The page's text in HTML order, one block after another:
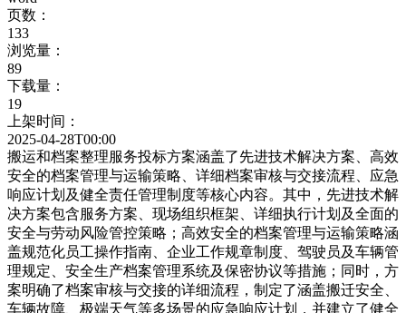
页数：
133
浏览量：
89
下载量：
19
上架时间：
2025-04-28T00:00
搬运和档案整理服务投标方案涵盖了先进技术解决方案、高效
安全的档案管理与运输策略、详细档案审核与交接流程、应急
响应计划及健全责任管理制度等核心内容。其中，先进技术解
决方案包含服务方案、现场组织框架、详细执行计划及全面的
安全与劳动风险管控策略；高效安全的档案管理与运输策略涵
盖规范化员工操作指南、企业工作规章制度、驾驶员及车辆管
理规定、安全生产档案管理系统及保密协议等措施；同时，方
案明确了档案审核与交接的详细流程，制定了涵盖搬迁安全、
车辆故障、极端天气等多场景的应急响应计划，并建立了健全